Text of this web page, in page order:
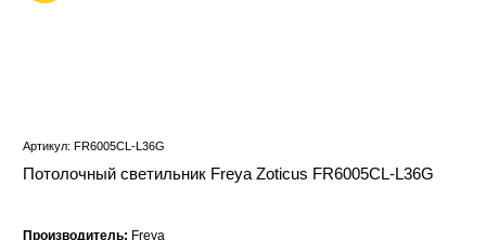
Артикул: FR6005CL-L36G
Потолочный светильник Freya Zoticus FR6005CL-L36G
Производитель: Freya